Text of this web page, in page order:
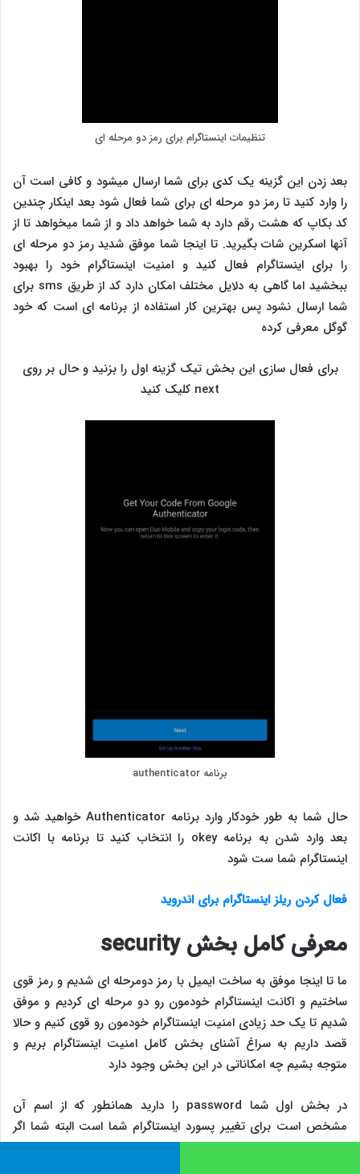
تنظیمات اینستاگرام برای رمز دو مرحله ای
بعد زدن این گزینه یک کدی برای شما ارسال میشود و کافی است آن
را وارد کنید تا رمز دو مرحله ای برای شما فعال شود بعد اینکار چندین
کد بکاپ که هشت رقم دارد به شما خواهد داد و از شما میخواهد تا از
آنها اسکرین شات بگیرید. تا اینجا شما موفق شدید رمز دو مرحله ای
را برای اینستاگرام فعال کنید و امنیت اینستاگرام خود را بهبود
ببخشید اما گاهی به دلایل مختلف امکان دارد کد از طریق sms برای
شما ارسال نشود پس بهترین کار استفاده از برنامه ای است که خود
گوگل معرفی کرده
برای فعال سازی این بخش تیک گزینه اول را بزنید و حال بر روی
next کلیک کنید
برنامه authenticator
حال شما به طور خودکار وارد برنامه Authenticator‏ خواهید شد و
بعد وارد شدن به برنامه okey را انتخاب کنید تا برنامه با اکانت
اینستاگرام شما ست شود
فعال کردن ریلز اینستاگرام برای اندروید
معرفی کامل بخش security
ما تا اینجا موفق به ساخت ایمیل با رمز دومرحله ای شدیم و رمز قوی
ساختیم و اکانت اینستاگرام خودمون رو دو مرحله ای کردیم و موفق
شدیم تا یک حد زیادی امنیت اینستاگرام خودمون رو قوی کنیم و حالا
قصد داریم به سراغ آشنای بخش کامل امنیت اینستاگرام بریم و
متوجه بشیم چه امکاناتی در این بخش وجود دارد
در بخش اول شما password را دارید همانطور که از اسم آن
مشخص است برای تغییر پسورد اینستاگرام شما است البته شما اگر
پسورد خود را فراموش کرده باشید نمیتوانید در این بخش تغییر